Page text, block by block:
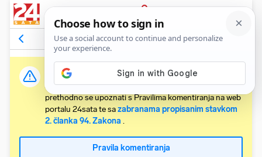
PRIJAVA
Komentari137 Relevantni
Važna obavijest:
Svaki korisnik koji želi komentirati članke obvezan je
prethodno se upoznati s Pravilima komentiranja na web
portalu 24sata te sazabranama propisanim stavkom
2. članka 94. Zakona .
Pravila komentiranja